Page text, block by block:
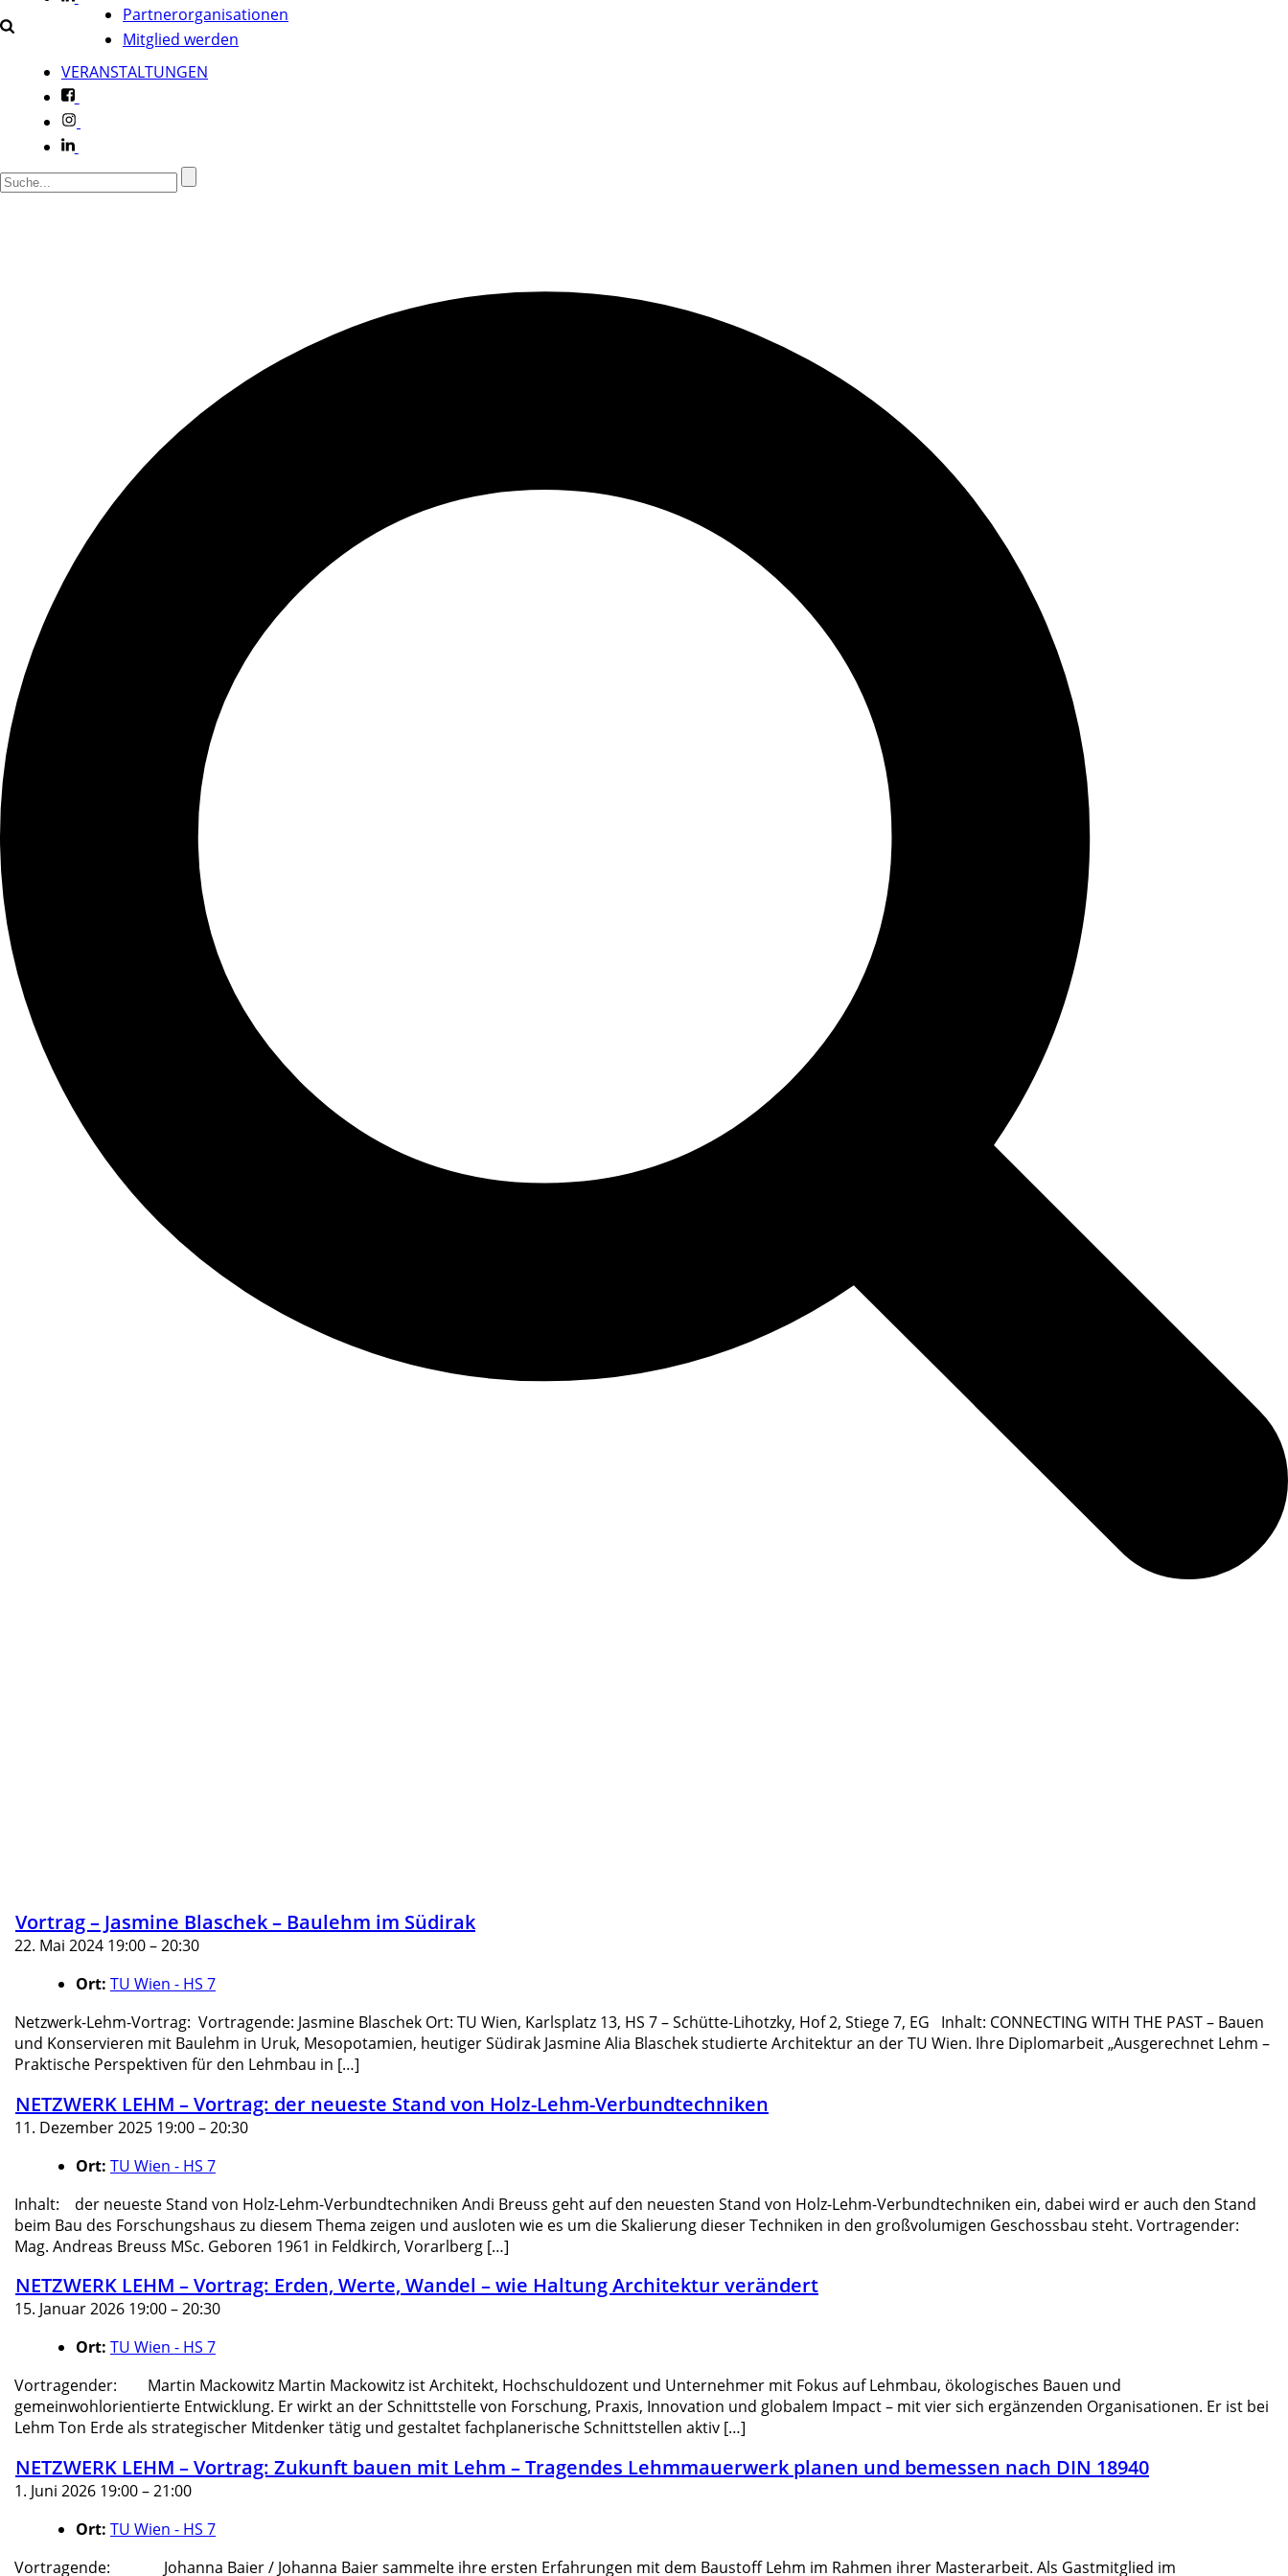
Partnerorganisationen
Mitglied werden
VERANSTALTUNGEN
f
l
Vortrag – Jasmine Blaschek – Baulehm im Südirak
22. Mai 2024 19:00–20:30
Ort: TU Wien - HS 7
Netzwerk-Lehm-Vortrag: Vortragende: Jasmine Blaschek Ort: TU Wien, Karlsplatz 13, HS 7 – Schütte-Lihotzky, Hof 2, Stiege 7, EG Inhalt: CONNECTING WITH THE PAST – Bauen
und Konservieren mit Baulehm in Uruk, Mesopotamien, heutiger Südirak Jasmine Alia Blaschek studierte Architektur an der TU Wien. Ihre Diplomarbeit „Ausgerechnet Lehm –
Praktische Perspektiven für den Lehmbau in […]
NETZWERK LEHM – Vortrag: der neueste Stand von Holz-Lehm-Verbundtechniken
11. Dezember 2025 19:00–20:30
Ort: TU Wien - HS 7
Inhalt: der neueste Stand von Holz-Lehm-Verbundtechniken Andi Breuss geht auf den neuesten Stand von Holz-Lehm-Verbundtechniken ein, dabei wird er auch den Stand
beim Bau des Forschungshaus zu diesem Thema zeigen und ausloten wie es um die Skalierung dieser Techniken in den großvolumigen Geschossbau steht. Vortragender:
Mag. Andreas Breuss MSc. Geboren 1961 in Feldkirch, Vorarlberg […]
NETZWERK LEHM – Vortrag: Erden, Werte, Wandel – wie Haltung Architektur verändert
15. Januar 2026 19:00–20:30
Ort: TU Wien - HS 7
Vortragender: Martin Mackowitz Martin Mackowitz ist Architekt, Hochschuldozent und Unternehmer mit Fokus auf Lehmbau, ökologisches Bauen und
gemeinwohlorientierte Entwicklung. Er wirkt an der Schnittstelle von Forschung, Praxis, Innovation und globalem Impact – mit vier sich ergänzenden Organisationen. Er ist bei
Lehm Ton Erde als strategischer Mitdenker tätig und gestaltet fachplanerische Schnittstellen aktiv […]
NETZWERK LEHM – Vortrag: Zukunft bauen mit Lehm – Tragendes Lehmmauerwerk planen und bemessen nach DIN 18940
1. Juni 2026 19:00–21:00
Ort: TU Wien - HS 7
Vortragende: Johanna Baier / Johanna Baier sammelte ihre ersten Erfahrungen mit dem Baustoff Lehm im Rahmen ihrer Masterarbeit. Als Gastmitglied im